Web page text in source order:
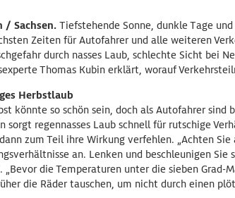
/ Sachsen. Tiefstehende Sonne, dunkle Tage
Zeiten für Autofahrer und alle weiteren
durch nasses Laub, schlechte Sicht bei
Thomas Kubin erklärt, worauf
Herbstlaub
könnte so schön sein, doch als Autofahrer
sorgt regennasses Laub schnell für rutschige
zum Teil ihre Wirkung verfehlen. „Achten
an. Lenken und beschleunigen Sie
„Bevor die Temperaturen unter die sieben
die Räder tauschen, um nicht durch einen